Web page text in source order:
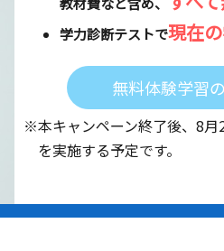
学力診断テストで現在
無料体験学習
※本キャンペーン終了後、 8月
を実施する予定です。